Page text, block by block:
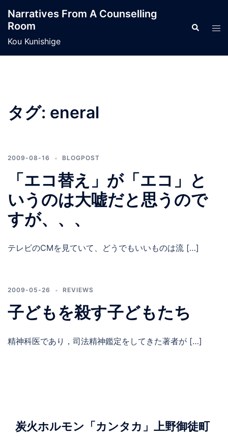
Narratives From A Counselling
Room
Kou Kunishige
検
索
ト
ル
タグ: eneral
2009-08-16 BLOGPOST
「エコ替え」が「エコ」と
いうのは大嘘だと思うので
すが、、、
テレビのCMを見ていて、どうでもいいものは流 […]
2009-05-26 REVIEWS
子どもを殺す子どもたち
精神科医であり，司法精神鑑定をしてきた著者が […]
炭火ホルモン「カンタカ」上野御徒町